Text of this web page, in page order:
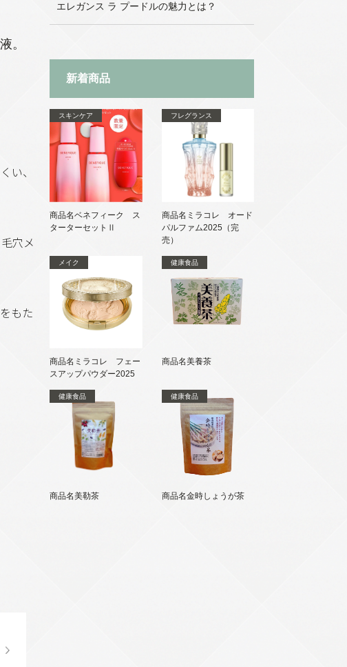
。
い、
穴メ
もた
エレガンス ラ プードルの魅力とは？
新着商品
スキンケア
商品名ベネフィーク ス
ターターセットⅡ
フレグランス
商品名ミラコレ オード
パルファム2025（完
売）
メイク
商品名ミラコレ フェー
スアップパウダー2025
健康食品
商品名美養茶
健康食品
商品名美勒茶
健康食品
商品名金時しょうが茶